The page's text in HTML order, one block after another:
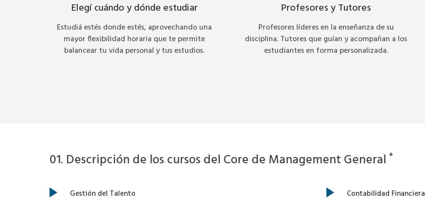
Elegí cuándo y dónde estudiar
Estudiá estés donde estés, aprovechando una
mayor flexibilidad horaria que te permite
balancear tu vida personal y tus estudios.
Profesores y Tutores
Profesores líderes en la enseñanza de su
disciplina. Tutores que guían y acompañan a los
estudiantes en forma personalizada.
01. Descripción de los cursos del Core de Management General *
Gestión del Talento Contabilidad Financiera